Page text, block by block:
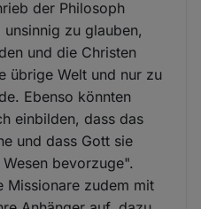
der Philosoph
unsinnig zu glauben,
und die Christen
übrige Welt und nur zu
Ebenso könnten
einbilden, dass das
und dass Gott sie
bevorzuge".
Missionare zudem mit